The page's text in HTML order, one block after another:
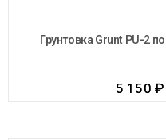
Грунтовка Grunt PU-2
5 150₽